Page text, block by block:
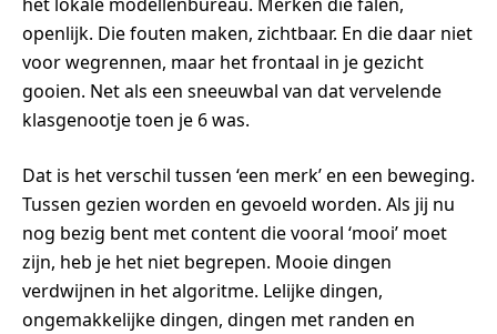
openlijk. Die fouten maken, zichtbaar. En die daar niet
voor wegrennen, maar het frontaal in je gezicht
gooien. Net als een sneeuwbal van dat vervelende
klasgenootje toen je 6 was.
Dat is het verschil tussen ‘een merk’ en een beweging.
Tussen gezien worden en gevoeld worden. Als jij nu
nog bezig bent met content die vooral ‘mooi’ moet
zijn, heb je het niet begrepen. Mooie dingen
verdwijnen in het algoritme. Lelijke dingen,
ongemakkelijke dingen, dingen met randen en